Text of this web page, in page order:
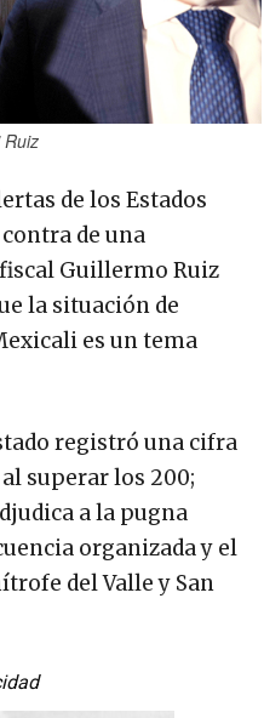
de los Estados
de una
Guillermo Ruiz
la situación de
es un tema
registró una cifra
superar los 200;
a la pugna
organizada y el
del Valle y San